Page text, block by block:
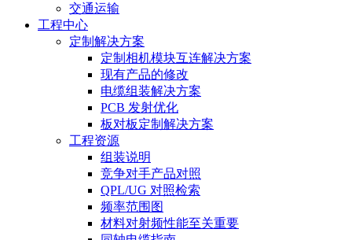
交通运输
工程中心
定制解决方案
定制相机模块互连解决方案
现有产品的修改
电缆组装解决方案
PCB 发射优化
板对板定制解决方案
工程资源
组装说明
竞争对手产品对照
QPL/UG 对照检索
频率范围图
材料对射频性能至关重要